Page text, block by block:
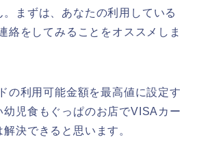
まずは、あなたの利用している
絡をしてみることをオススメしま
の利用可能金額を最高値に設定す
幼児食もぐっぱのお店でVISAカー
決できると思います。